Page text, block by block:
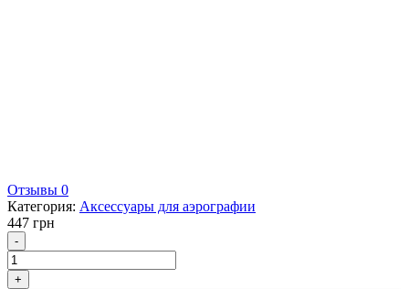
Отзывы 0
Категория: Аксессуары для аэрографии
447 грн
- Количество
+